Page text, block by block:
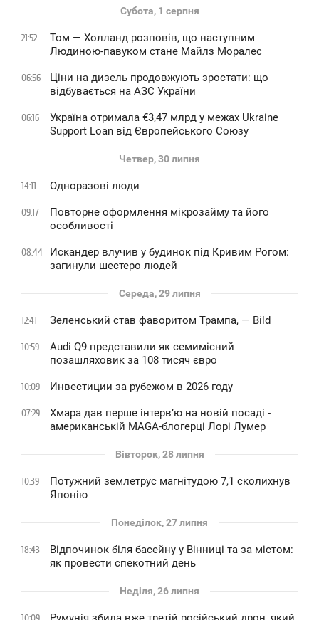
Субота, 1 серпня
21:52
Том — Холланд розповів, що наступним
Людиною-павуком стане Майлз Моралес
06:56
Ціни на дизель продовжують зростати: що
відбувається на АЗС України
06:16
Україна отримала €3,47 млрд у межах Ukraine
Support Loan від Європейського Союзу
Четвер, 30 липня
14:11 Одноразові люди
09:17
Повторне оформлення мікрозайму та його
особливості
08:44
Искандер влучив у будинок під Кривим Рогом:
загинули шестеро людей
Середа, 29 липня
12:41 Зеленський став фаворитом Трампа, — Bild
10:59
Audi Q9 представили як семимісний
позашляховик за 108 тисяч євро
10:09 Инвестиции за рубежом в 2026 году
07:29
Хмара дав перше інтервʼю на новій посаді -
американській MAGA-блогерці Лорі Лумер
Вівторок, 28 липня
10:39
Потужний землетрус магнітудою 7,1 сколихнув
Японію
Понеділок, 27 липня
18:43
Відпочинок біля басейну у Вінниці та за містом:
як провести спекотний день
Неділя, 26 липня